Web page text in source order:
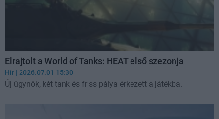
Elrajtolt a World of Tanks: HEAT első szezonja
Hír | 2026.07.01 15:30
Új ügynök, két tank és friss pálya érkezett a játékba.